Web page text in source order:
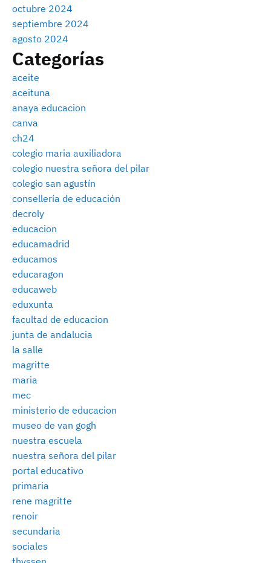
octubre 2024
septiembre 2024
agosto 2024
Categorías
aceite
aceituna
anaya educacion
canva
ch24
colegio maria auxiliadora
colegio nuestra señora del pilar
colegio san agustín
consellería de educación
decroly
educacion
educamadrid
educamos
educaragon
educaweb
eduxunta
facultad de educacion
junta de andalucia
la salle
magritte
maria
mec
ministerio de educacion
museo de van gogh
nuestra escuela
nuestra señora del pilar
portal educativo
primaria
rene magritte
renoir
secundaria
sociales